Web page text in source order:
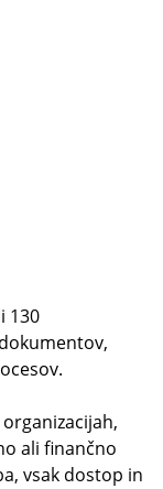
130
ali finančno
vsak dostop in